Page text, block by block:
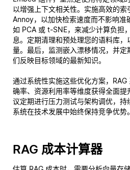
以增强上下文相关性。实施高效的索
Annoy，以加快检索速度而不影响准
如 PCA 或 t-SNE，来减少计算负担
息。定期清理和预处理您的语料库
量。最后，监测嵌入漂移情况，并
们反映目标领域的最新知识。
通过系统性实施这些优化方案，
确率、资源利用率等维度获得全面
议定期进行压力测试与架构调优，
系统在技术发展中始终保持竞争优势。
RAG 成本计算器